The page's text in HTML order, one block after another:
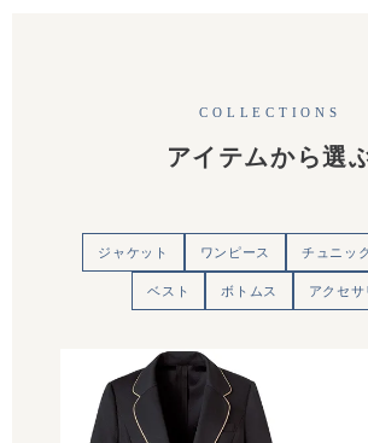
COLLECTIONS
アイテムから選
ジャケット ワンピース チュニッ
ベスト ボトムス アクセサ